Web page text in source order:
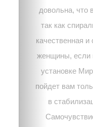
довольна, что
так как
качественная
женщины, если
установке
пойдет вам
в